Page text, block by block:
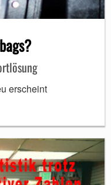
erscheint